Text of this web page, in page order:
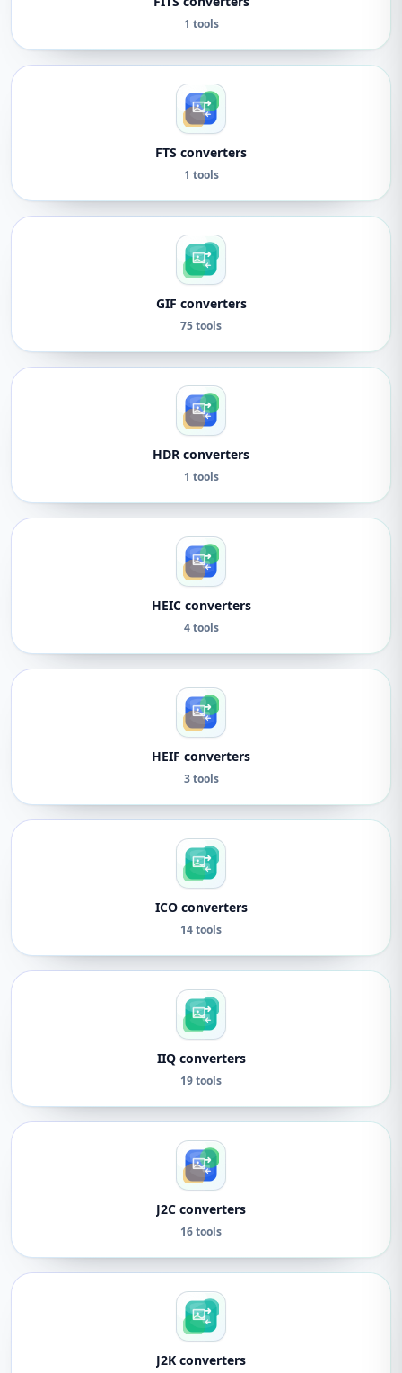
1 tools
FTS converters
1 tools
GIF converters
75 tools
HDR converters
1 tools
HEIC converters
4 tools
HEIF converters
3 tools
ICO converters
14 tools
IIQ converters
19 tools
J2C converters
16 tools
J2K converters